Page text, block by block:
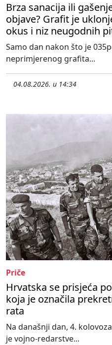
Brza sanacija ili
objave? Grafit je
okus i niz neugodnih
Samo dan nakon što je
neprimjerenog grafita...
04.08.2026. u 14:34
Priče
Hrvatska se prisjeća
koja je označila
rata
Na današnji dan, 4.
je vojno-redarstve...